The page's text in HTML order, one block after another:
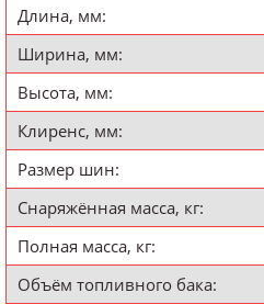
Длина, мм:
Ширина, мм:
Высота, мм:
Клиренс, мм:
Размер шин:
Снаряжённая масса, кг:
Полная масса, кг:
Объём топливного бака: